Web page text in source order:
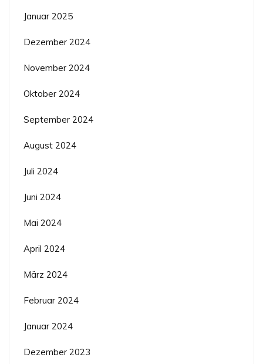
Januar 2025
Dezember 2024
November 2024
Oktober 2024
September 2024
August 2024
Juli 2024
Juni 2024
Mai 2024
April 2024
März 2024
Februar 2024
Januar 2024
Dezember 2023